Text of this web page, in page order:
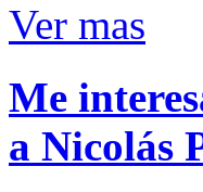
Ver mas
Me
a Nicolás